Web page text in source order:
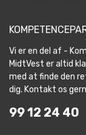
Vi er en del af -
MidtVest er altid
med at finde den
dig. Kontakt os
99 12 24 40